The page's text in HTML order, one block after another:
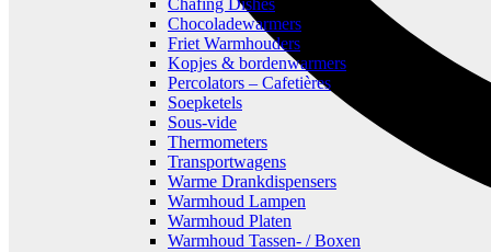
Chafing Dishes
Chocoladewarmers
Friet Warmhouders
Kopjes & bordenwarmers
Percolators – Cafetières
Soepketels
Sous-vide
Thermometers
Transportwagens
Warme Drankdispensers
Warmhoud Lampen
Warmhoud Platen
Warmhoud Tassen- / Boxen